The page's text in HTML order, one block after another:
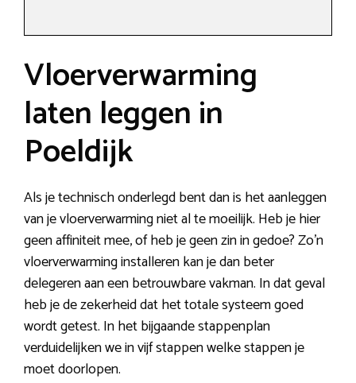
Vloerverwarming
laten leggen in
Poeldijk
Als je technisch onderlegd bent dan is het aanleggen
van je vloerverwarming niet al te moeilijk. Heb je hier
geen affiniteit mee, of heb je geen zin in gedoe? Zo’n
vloerverwarming installeren kan je dan beter
delegeren aan een betrouwbare vakman. In dat geval
heb je de zekerheid dat het totale systeem goed
wordt getest. In het bijgaande stappenplan
verduidelijken we in vijf stappen welke stappen je
moet doorlopen.